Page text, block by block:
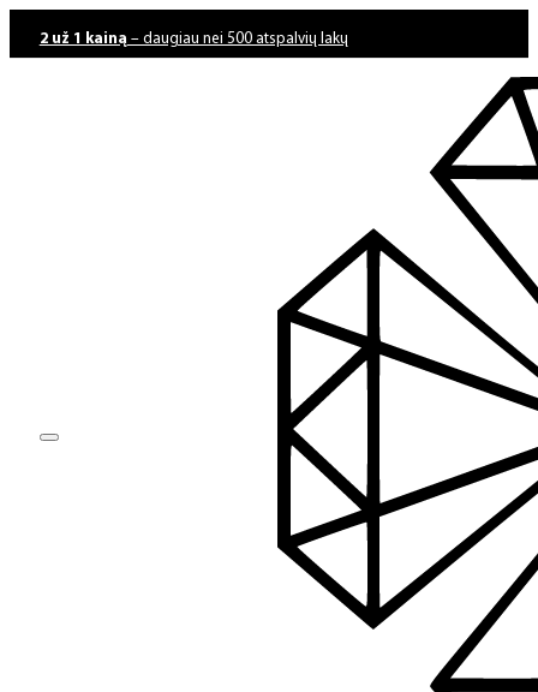
2 už 1 kainą – daugiau nei 500 atspalvių lakų